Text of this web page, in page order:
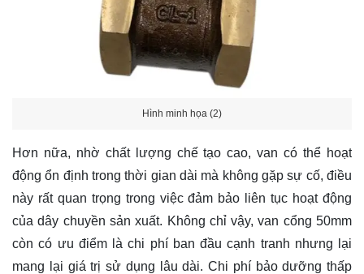
Hình minh họa (2)
Hơn nữa, nhờ chất lượng chế tạo cao, van có thể hoạt
động ổn định trong thời gian dài mà không gặp sự cố, điều
này rất quan trọng trong việc đảm bảo liên tục hoạt động
của dây chuyền sản xuất. Không chỉ vậy, van cổng 50mm
còn có ưu điểm là chi phí ban đầu cạnh tranh nhưng lại
mang lại giá trị sử dụng lâu dài. Chi phí bảo dưỡng thấp